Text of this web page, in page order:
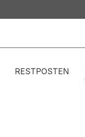
RESTPOSTEN